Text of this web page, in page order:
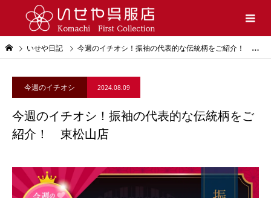
いせや日記 今週のイチオシ！振袖の代表的な伝統柄をご紹介！ 東松山店
今週のイチオシ 2024.08.09
今週のイチオシ！振袖の代表的な伝統柄をご
紹介！ 東松山店